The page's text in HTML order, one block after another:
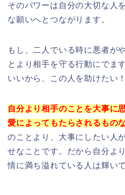
そのパワーは自分の大切な人
な願いへとつながります。
もし、二人でいる時に悪者が
とより相手を守る行動にでま
いいから、この人を助けたい！
自分より相手のことを大事に
愛によって もたらされるもの
のことより、大事にしたい人
せなことです。だから自分よ
情に満ち溢れている人は輝い